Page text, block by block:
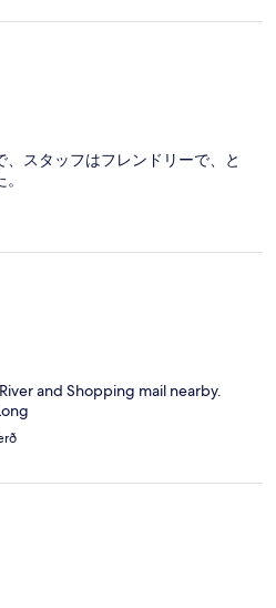
スタッフはフレンドリーで、と
and Shopping mail nearby.